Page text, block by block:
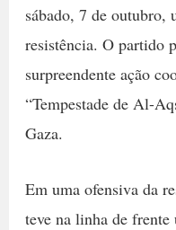
sábado, 7 de outubro,
resistência. O partido
surpreendente ação
“Tempestade de Al-
Gaza.
Em uma ofensiva da
teve na linha de